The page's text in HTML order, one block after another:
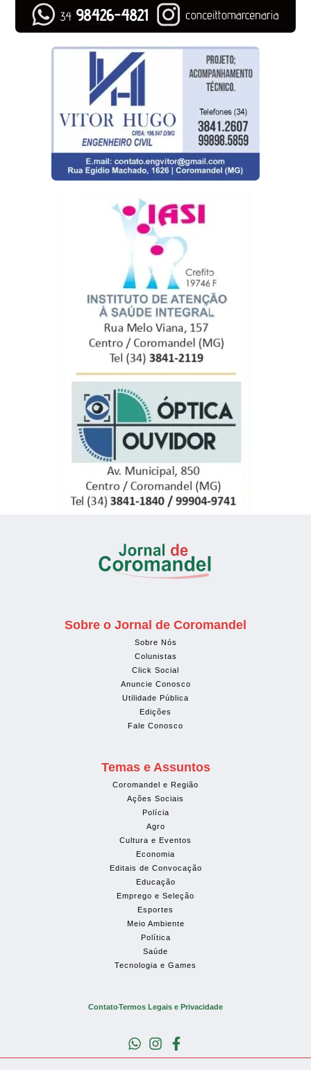
Sobre o Jornal de Coromandel
Sobre Nós
Colunistas
Click Social
Anuncie Conosco
Utilidade Pública
Edições
Fale Conosco
Temas e Assuntos
Coromandel e Região
Ações Sociais
Polícia
Agro
Cultura e Eventos
Economia
Editais de Convocação
Educação
Emprego e Seleção
Esportes
Meio Ambiente
Política
Saúde
Tecnologia e Games
ContatoTermos Legais e Privacidade